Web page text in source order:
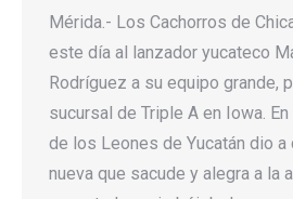
Mérida.- Los Cachorros de
este día al lanzador yucateco
Rodríguez a su equipo grande,
sucursal de Triple A en Iowa.
de los Leones de Yucatán dio a
nueva que sacude y alegra a la